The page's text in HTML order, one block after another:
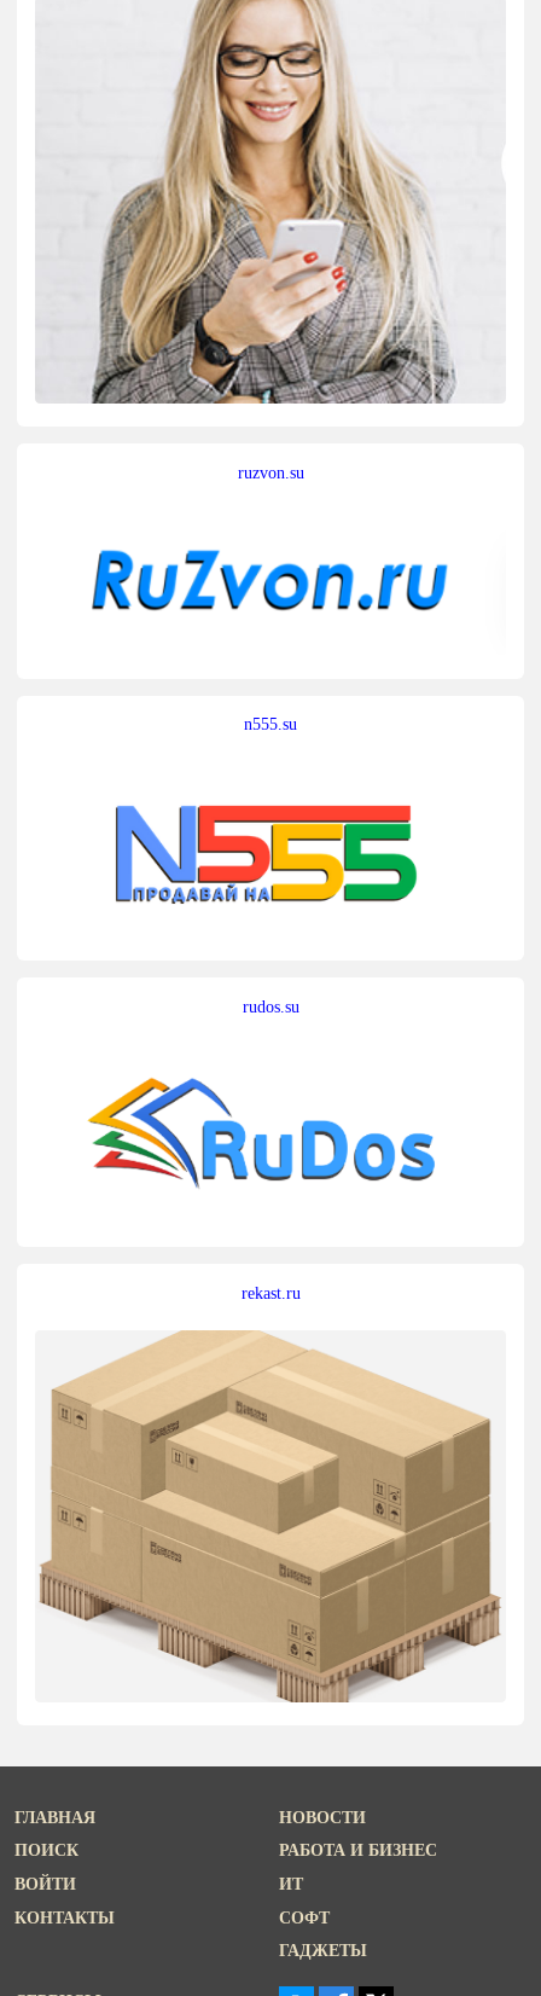
ruzvon.su
n555.su
rudos.su
rekast.ru
ГЛАВНАЯ
ПОИСК
ВОЙТИ
КОНТАКТЫ
НОВОСТИ
РАБОТА И БИЗНЕС
ИТ
СОФТ
ГАДЖЕТЫ